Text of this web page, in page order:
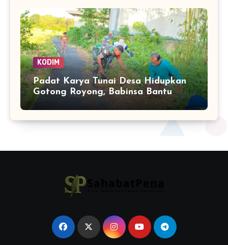
KODIM
Padat Karya Tunai Desa Hidupkan
Gotong Royong, Babinsa Bantu
Bersihkan Akses Warga